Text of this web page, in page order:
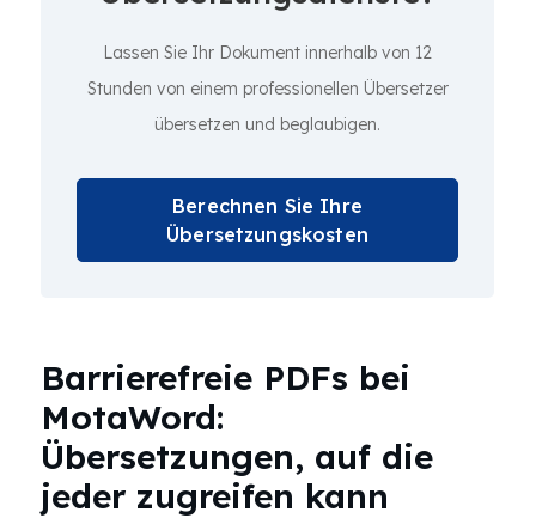
Lassen Sie Ihr Dokument innerhalb von 12
Stunden von einem professionellen Übersetzer
übersetzen und beglaubigen.
Berechnen Sie Ihre
Übersetzungskosten
Barrierefreie PDFs bei
MotaWord:
Übersetzungen, auf die
jeder zugreifen kann